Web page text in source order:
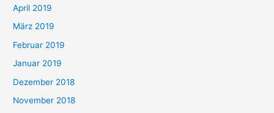
April 2019
März 2019
Februar 2019
Januar 2019
Dezember 2018
November 2018